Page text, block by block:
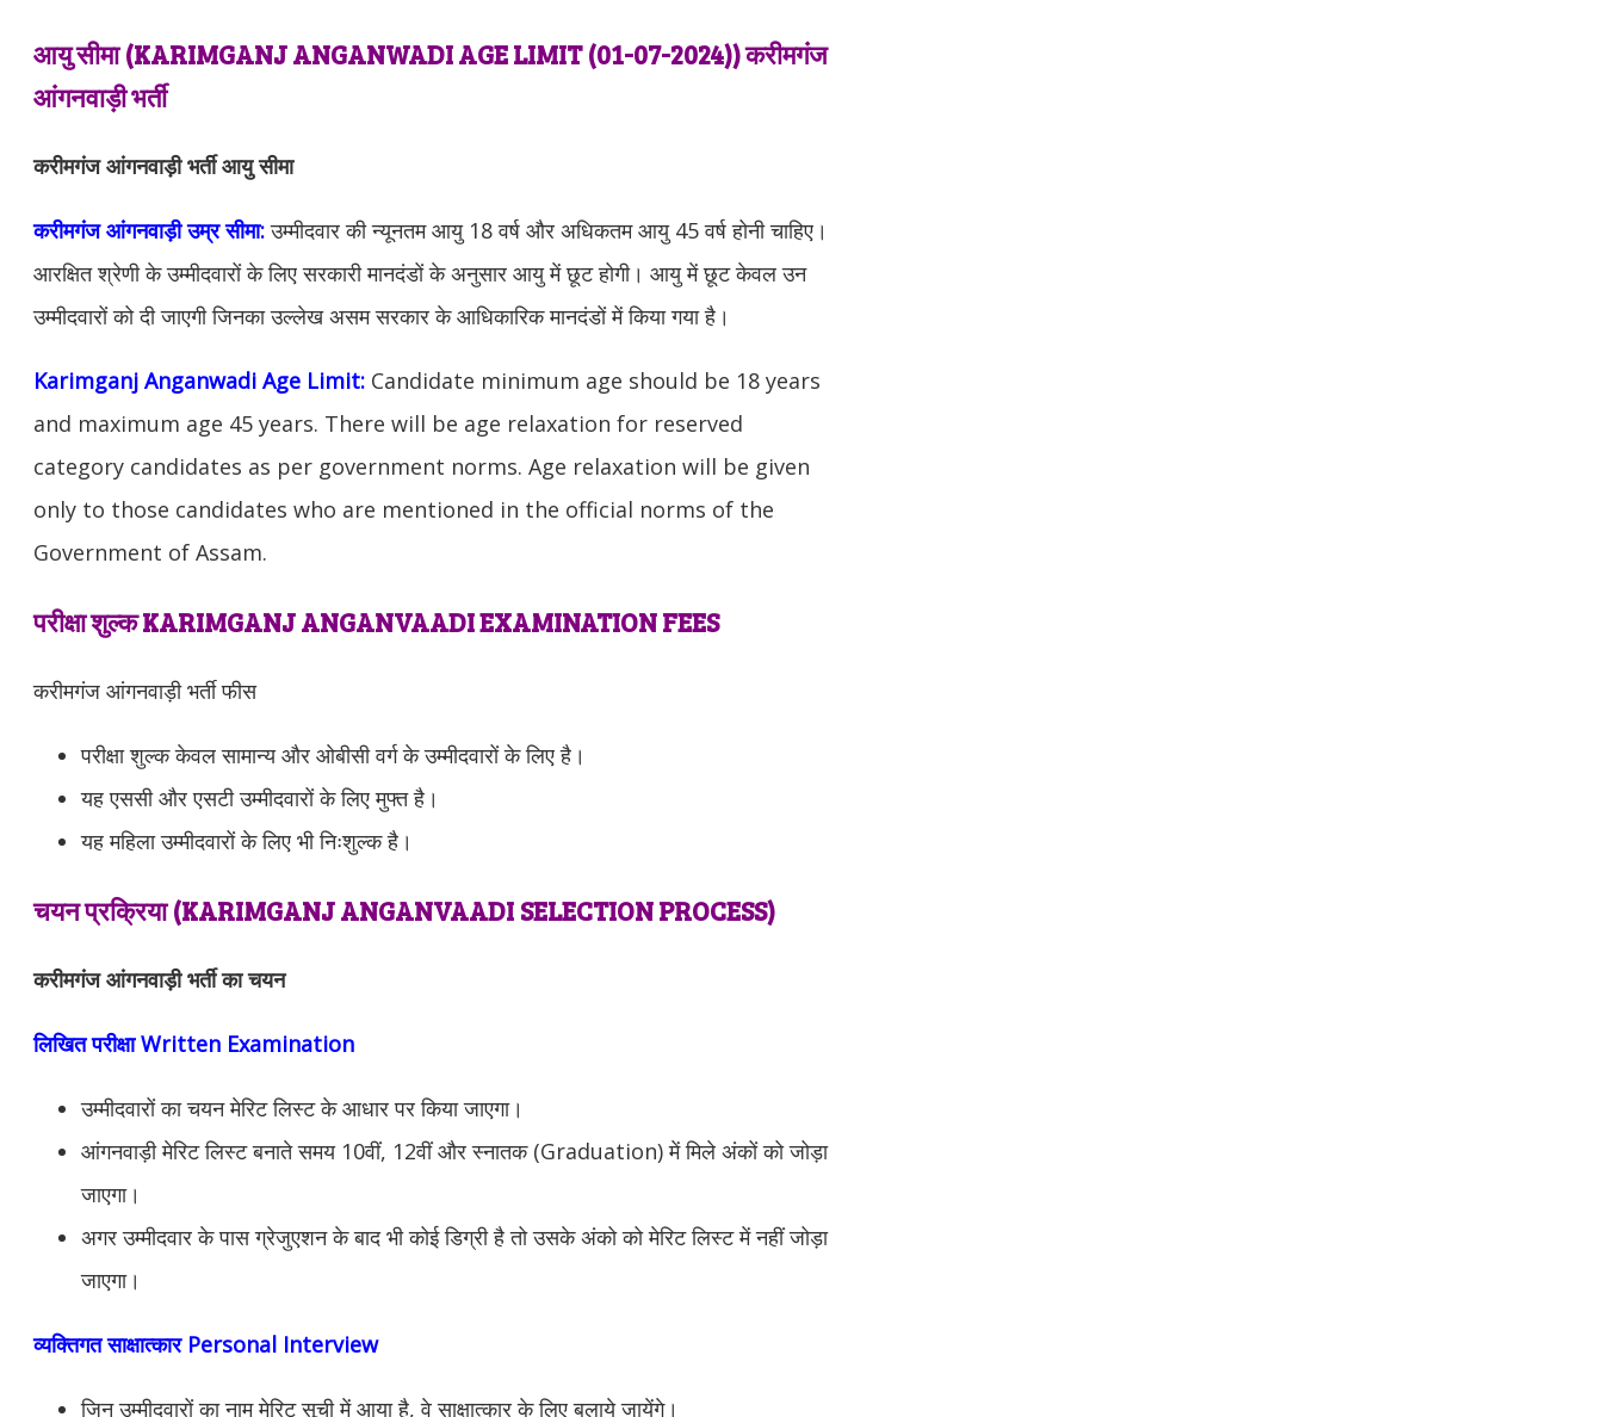
आयु सीमा (KARIMGANJANGANWADI AGE LIMIT (01-07-2024)) करीमगंज
आंगनवाड़ी भर्ती
करीमगंज आंगनवाड़ी भर्ती आयु सीमा
करीमगंज आंगनवाड़ी उम्र सीमा: उम्मीदवार की न्यूनतम आयु 18 वर्ष और अधिकतम आयु 45 वर्ष होनी चाहिए।
आरक्षित श्रेणी के उम्मीदवारों के लिए सरकारी मानदंडों के अनुसार आयु में छूट होगी। आयु में छूट केवल उन
उम्मीदवारों को दी जाएगी जिनका उल्लेख असम सरकार के आधिकारिक मानदंडों में किया गया है।
Karimganj Anganwadi Age Limit: Candidate minimum age should be 18 years
and maximum age 45 years. There will be age relaxation for reserved
category candidates as per government norms. Age relaxation will be given
only to those candidates who are mentioned in the official norms of the
Government of Assam.
परीक्षा शुल्क KARIMGANJ ANGANVAADI EXAMINATION FEES
करीमगंज आंगनवाड़ी भर्ती फीस
परीक्षा शुल्क केवल सामान्य और ओबीसी वर्ग के उम्मीदवारों के लिए है।
यह एससी और एसटी उम्मीदवारों के लिए मुफ्त है।
यह महिला उम्मीदवारों के लिए भी निःशुल्क है।
चयन प्रक्रिया (KARIMGANJ ANGANVAADI SELECTION PROCESS)
करीमगंज आंगनवाड़ी भर्ती का चयन
लिखित परीक्षा Written Examination
उम्मीदवारों का चयन मेरिट लिस्ट के आधार पर किया जाएगा।
आंगनवाड़ी मेरिट लिस्ट बनाते समय 10वीं, 12वीं और स्नातक (Graduation) में मिले अंकों को जोड़ा
जाएगा।
अगर उम्मीदवार के पास ग्रेजुएशन के बाद भी कोई डिग्री है तो उसके अंको को मेरिट लिस्ट में नहीं जोड़ा
जाएगा।
व्यक्तिगत साक्षात्कार Personal Interview
जिन उम्मीदवारों का नाम मेरिट सूची में आया है, वे साक्षात्कार के लिए बुलाये जायेंगे।